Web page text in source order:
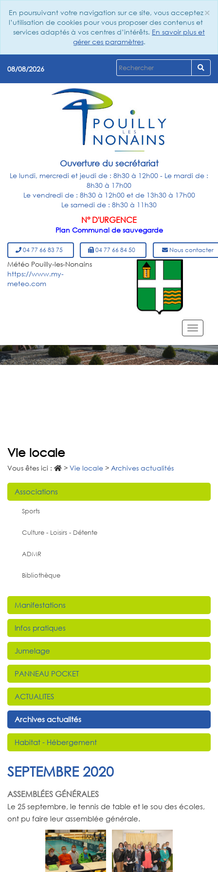
×
En poursuivant votre navigation sur ce site, vous acceptez
l’utilisation de cookies pour vous proposer des contenus et
services adaptés à vos centres d’intérêts. En savoir plus et
gérer ces paramètres.
08/08/2026
Ouverture du secrétariat
Le lundi, mercredi et jeudi de : 8h30 à 12h00 - Le mardi de :
8h30 à 17h00
Le vendredi de : 8h30 à 12h00 et de 13h30 à 17h00
Le samedi de : 8h30 à 11h30
N° D'URGENCE
Plan Communal de sauvegarde
04 77 66 83 75 04 77 66 84 50 Nous contacter
Météo Pouilly-les-Nonains
https://www.my-
meteo.com
Vie locale
Vous êtes ici : > Vie locale > Archives actualités
Associations
Sports
Culture - Loisirs - Détente
ADMR
Bibliothèque
Manifestations
Infos pratiques
Jumelage
PANNEAU POCKET
ACTUALITES
Archives actualités
Habitat - Hébergement
SEPTEMBRE 2020
ASSEMBLÉES GÉNÉRALES
Le 25 septembre, le tennis de table et le sou des écoles,
ont pu faire leur assemblée générale.